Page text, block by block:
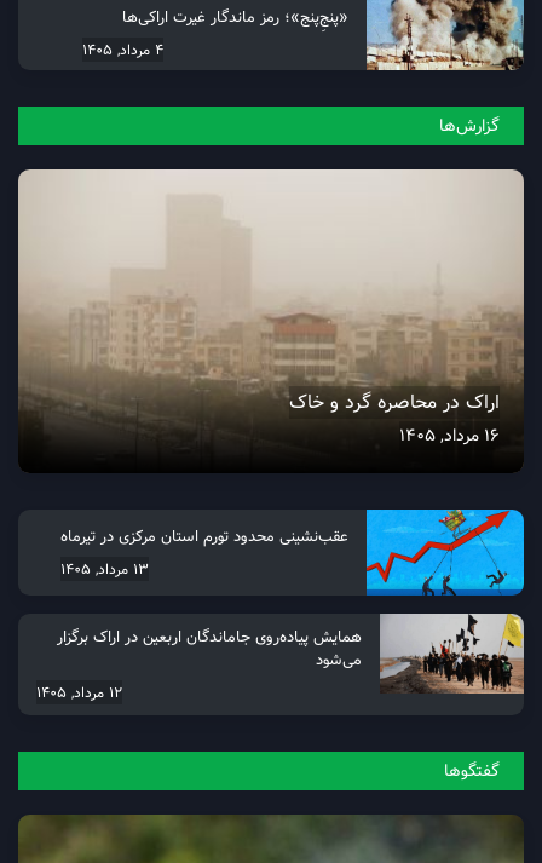
«پنجِ‌پنج»؛ رمز ماندگار غیرت اراکی‌ها
4 مرداد, 1405
گزارش‌ها
اراک در محاصره گرد و خاک
16 مرداد, 1405
عقب‌نشینی محدود تورم استان مرکزی در تیرماه
13 مرداد, 1405
همایش پیاده‌روی جاماندگان اربعین در اراک برگزار
می‌شود
12 مرداد, 1405
گفتگو‌ها